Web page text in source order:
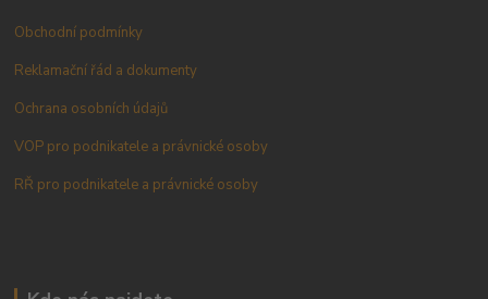
Obchodní podmínky
Reklamační řád a dokumenty
Ochrana osobních údajů
VOP pro podnikatele a právnické osoby
RŘ pro podnikatele a právnické osoby